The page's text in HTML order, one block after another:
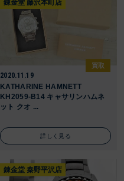
錬金堂 藤沢本町店
買取
2020.11.19
KATHARINE HAMNETT
KH2059-B14 キャサリンハムネ
ット クオ ...
詳しく見る
錬金堂 秦野平沢店